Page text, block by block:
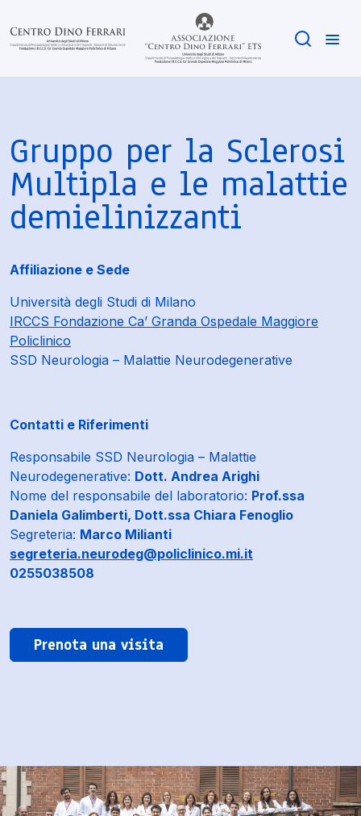
Gruppo per la Sclerosi
Multipla e le malattie
demielinizzanti
Affiliazione e Sede
Università degli Studi di Milano
IRCCS Fondazione Ca’ Granda Ospedale Maggiore
Policlinico
SSD Neurologia – Malattie Neurodegenerative
Contatti e Riferimenti
Responsabile SSD Neurologia – Malattie
Neurodegenerative: Dott. Andrea Arighi
Nome del responsabile del laboratorio: Prof.ssa
Daniela Galimberti, Dott.ssa Chiara Fenoglio
Segreteria: Marco Milianti
segreteria.neurodeg@policlinico.mi.it
0255038508
Prenota una visita